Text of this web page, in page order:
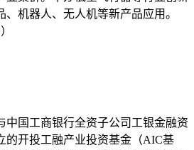
机器人、无人机等新产品应用。
中国工商银行全资子公司工银金融资
的开投工融产业投资基金（AIC基